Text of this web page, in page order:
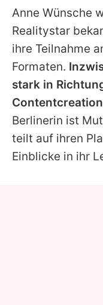
Anne Wünsche
Realitystar
ihre Teilnahme
Formaten.
stark in
Berlinerin ist
teilt auf ihren
Einblicke in ihr